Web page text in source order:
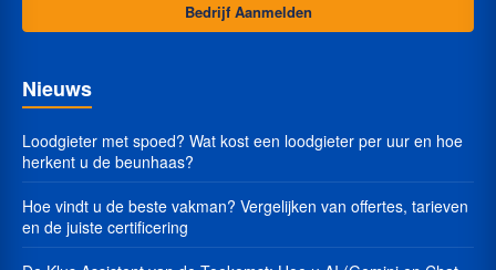
Bedrijf Aanmelden
Nieuws
Loodgieter met spoed? Wat kost een loodgieter per uur en hoe
herkent u de beunhaas?
Hoe vindt u de beste vakman? Vergelijken van offertes, tarieven
en de juiste certificering